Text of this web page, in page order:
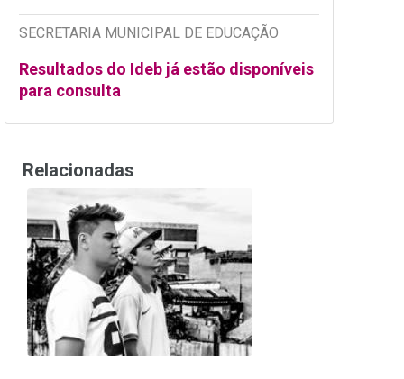
SECRETARIA MUNICIPAL DE EDUCAÇÃO
Resultados do Ideb já estão disponíveis
para consulta
Relacionadas